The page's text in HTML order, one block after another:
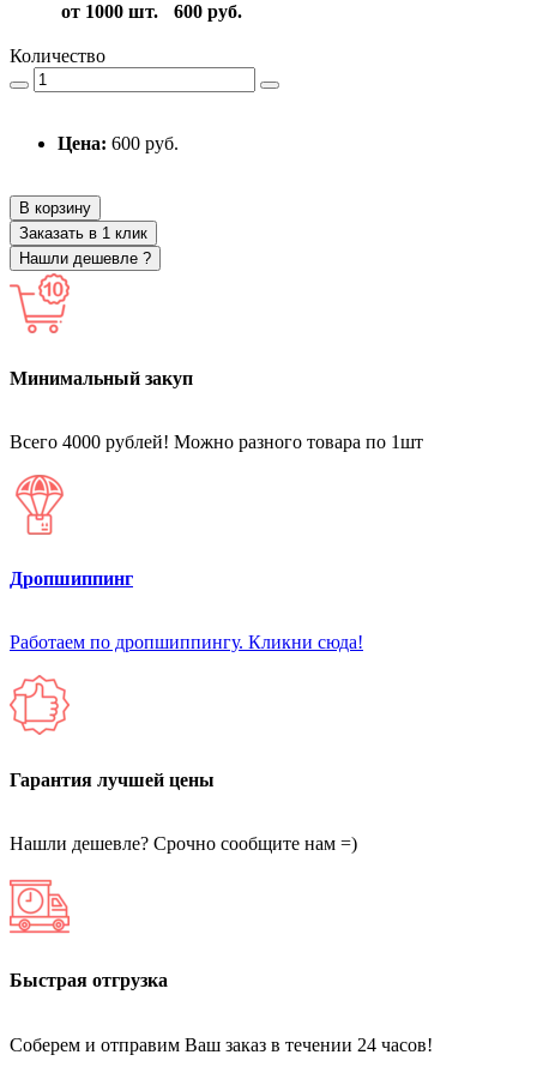
от 1000 шт.
600 руб.
Количество
Цена: 600 руб.
В корзину
Заказать в 1 клик
Нашли дешевле ?
Минимальный закуп
Всего 4000 рублей! Можно разного товара по 1шт
Дропшиппинг
Работаем по дропшиппингу. Кликни сюда!
Гарантия лучшей цены
Нашли дешевле? Срочно сообщите нам =)
Быстрая отгрузка
Соберем и отправим Ваш заказ в течении 24 часов!